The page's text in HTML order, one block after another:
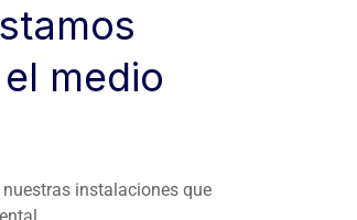
medio
instalaciones que